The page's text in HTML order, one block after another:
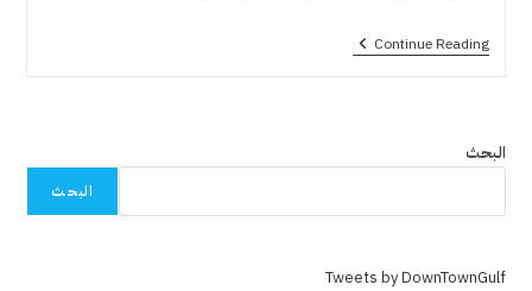
Continue Readingاسماء
شركات
البحث
البحث
Tweets by DownTownGulf